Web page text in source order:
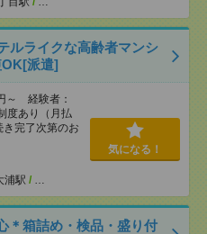
ルライクな高齢者マンシ
OK[派遣]
～ 経験者：
度あり（月払
完了次第のお
浦駅 / …
気になる！
＊箱詰め・検品・盛り付